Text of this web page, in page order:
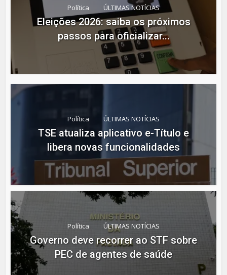
Política ÚLTIMAS NOTÍCIAS
Eleições 2026: saiba os próximos
passos para oficializar...
Política ÚLTIMAS NOTÍCIAS
TSE atualiza aplicativo e-Título e
libera novas funcionalidades
Política ÚLTIMAS NOTÍCIAS
Governo deve recorrer ao STF sobre
PEC de agentes de saúde